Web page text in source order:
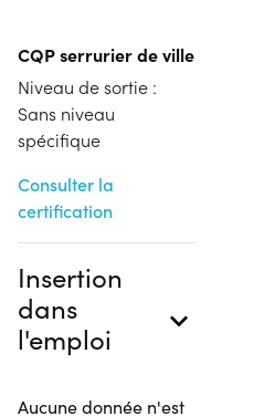
CQP serrurier de ville
Niveau de sortie :
Sans niveau
spécifique
Consulter la
certification
Insertion
dans
l'emploi
Aucune donnée n'est